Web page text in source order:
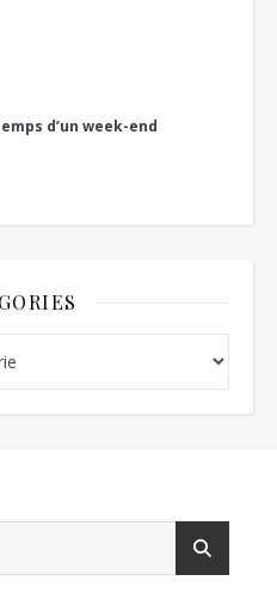
d’un week-end